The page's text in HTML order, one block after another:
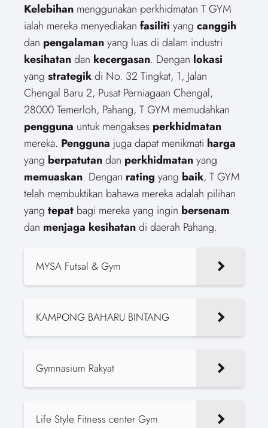
Kelebihan menggunakan perkhidmatan T GYM
ialah mereka menyediakan fasiliti yang canggih
dan pengalamanyang luas di dalam industri
kesihatandan kecergasan. Dengan lokasi
yang strategikdi No. 32 Tingkat, 1, Jalan
Chengal Baru 2, Pusat Perniagaan Chengal,
28000 Temerloh, Pahang, T GYM memudahkan
pengguna untuk mengakses perkhidmatan
mereka. Pengguna juga dapat menikmati harga
yang berpatutandan perkhidmatanyang
memuaskan. Dengan rating yang baik, T GYM
telah membuktikan bahawa mereka adalah pilihan
yang tepat bagi mereka yang ingin bersenam
dan menjaga kesihatandi daerah Pahang.
MYSA Futsal & Gym
KAMPONG BAHARU BINTANG
Gymnasium Rakyat
Life Style Fitness center Gym